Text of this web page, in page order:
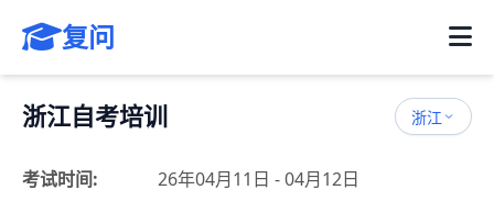
复问
浙江自考培训 浙江
考试时间:
26年04月11日 - 04月12日